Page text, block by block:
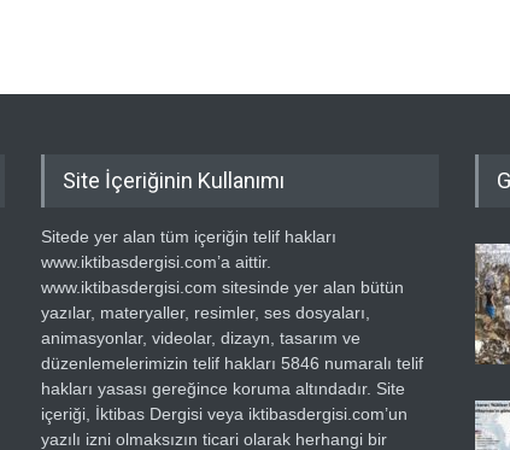
Site İçeriğinin Kullanımı
Sitede yer alan tüm içeriğin telif hakları
www.iktibasdergisi.com’a aittir.
www.iktibasdergisi.com sitesinde yer alan bütün
yazılar, materyaller, resimler, ses dosyaları,
animasyonlar, videolar, dizayn, tasarım ve
düzenlemelerimizin telif hakları 5846 numaralı telif
hakları yasası gereğince koruma altındadır. Site
içeriği, İktibas Dergisi veya iktibasdergisi.com’un
yazılı izni olmaksızın ticari olarak herhangi bir